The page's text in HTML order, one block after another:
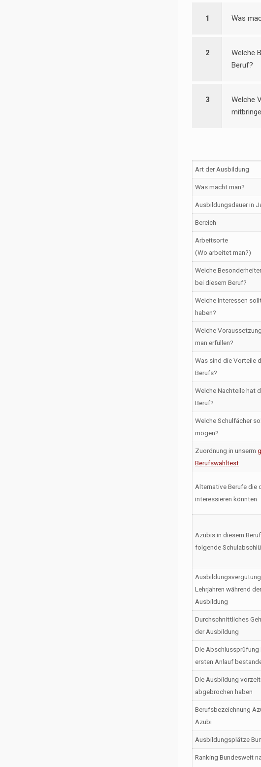
1 Was
2
Welche
Beruf?
3
Welche
Art der Ausbildung
Was macht man?
Ausbildungsdauer in
Bereich
Arbeitsorte
(Wo arbeitet man?)
Welche
bei diesem Beruf?
Welche Interessen
haben?
Welche
man erfüllen?
Was sind die Vorteile
Berufs?
Welche Nachteile hat
Beruf?
Welche Schulfächer
mögen?
Zuordnung in unserm
Berufswahltest
Alternative Berufe die
interessieren könnten
Azubis in diesem
folgende
Lehrjahren während der
Ausbildung
Durchschnittliches
der Ausbildung
Die Abschlussprüfung
ersten Anlauf
Die Ausbildung
abgebrochen haben
Berufsbezeichnung
Azubi
Ausbildungsplätze
Ranking Bundesweit